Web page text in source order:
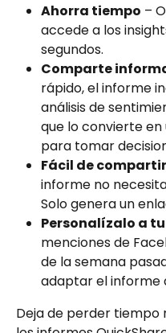
Ahorra tiempo –
accede a los
segundos.
Comparte
rápido, el informe
análisis de
que lo convierte
para tomar
Fácil de compartir
informe no
Solo genera un
Personalízalo a
menciones de
de la semana
adaptar el informe
Deja de perder tiempo